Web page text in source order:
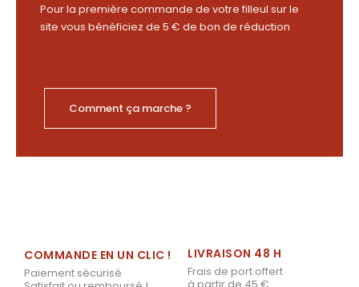
Pour la première commande de votre filleul sur le
site vous bénéficiez de 5 € de bon de réduction
Comment ça marche ?
COMMANDE EN UN CLIC !
Paiement sécurisé
LIVRAISON 48 H
Frais de port offert
à partir de 45 €